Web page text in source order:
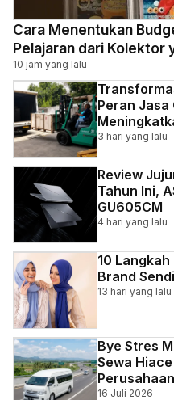
Cara Menentukan
Pelajaran dari Kolektor
10 jam yang lalu
Peran Jasa
Indonesia
3 hari yang lalu
Review
Tahun Ini,
GU605CM
4 hari yang lalu
10
Brand
13 hari yang lalu
Bye Stres
Sewa
Perusahaan
16 Juli 2026